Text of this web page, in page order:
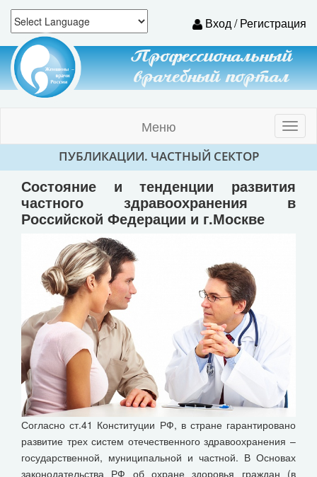
Вход / Регистрация
Профессиональный
врачебный портал
Меню
ПУБЛИКАЦИИ. ЧАСТНЫЙ СЕКТОР
Состояние и тенденции развития
частного здравоохранения в
Российской Федерации и г.Москве
Согласно ст.41 Конституции РФ, в стране гарантировано
развитие трех систем отечественного здравоохранения –
государственной, муниципальной и частной. В Основах
законодательства РФ об охране здоровья граждан (в